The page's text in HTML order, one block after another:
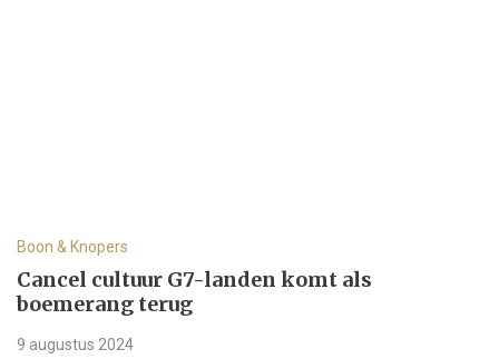
Boon & Knopers
Cancel cultuur G7-landen komt als
boemerang terug
9 augustus 2024